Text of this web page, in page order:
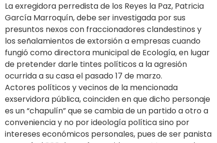
La exregidora perredista de los Reyes la Paz, Patricia
García Marroquín, debe ser investigada por sus
presuntos nexos con fraccionadores clandestinos y
los señalamientos de extorsión a empresas cuando
fungió como directora municipal de Ecología, en lugar
de pretender darle tintes políticos a la agresión
ocurrida a su casa el pasado 17 de marzo.
Actores políticos y vecinos de la mencionada
exservidora pública, coinciden en que dicho personaje
es un “chapulín” que se cambia de un partido a otro a
conveniencia y no por ideología política sino por
intereses económicos personales, pues de ser panista